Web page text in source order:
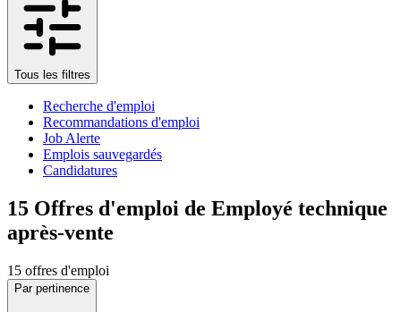
Tous les filtres
Recherche d'emploi
Recommandations d'emploi
Job Alerte
Emplois sauvegardés
Candidatures
15 Offres d'emploi de Employé technique
après-vente
15 offres d'emploi
Par pertinence